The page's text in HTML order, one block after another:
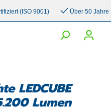
(ISO 9001) Über 50 Jahre
LEDCUBE
Lumen